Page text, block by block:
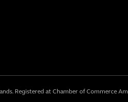
Registered at Chamber of Commerce